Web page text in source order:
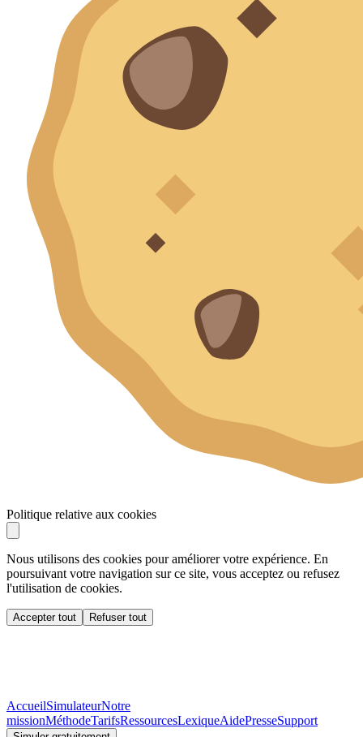
Politique relative aux cookies
Nous utilisons des cookies pour améliorer votre expérience. En
poursuivant votre navigation sur ce site, vous acceptez ou refusez
l'utilisation de cookies.
Accepter tout Refuser tout
AccueilSimulateurNotre
missionMéthodeTarifsRessourcesLexiqueAidePresseSupport